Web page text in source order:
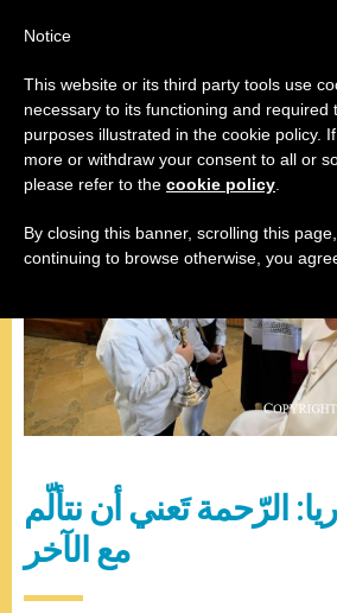
البابا فرنسيس,رحلات البابا,رحمة
الرّحمة تَعني أن نتألّم
مع الآخر
Notice
This website or its third party tools use
necessary to its functioning and required
purposes illustrated in the cookie policy.
more or withdraw your consent to all or
please refer to the cookie policy
By closing this banner, scrolling this
continuing to browse otherwise, you